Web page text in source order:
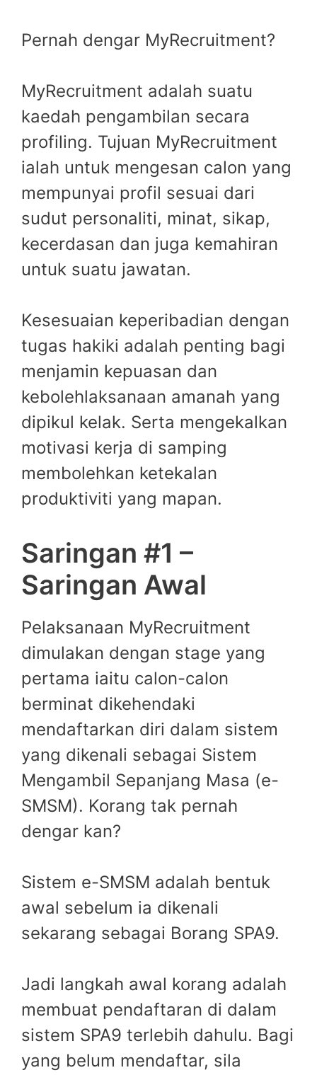
Pernah dengar MyRecruitment?
MyRecruitment adalah suatu
kaedah pengambilan secara
profiling. Tujuan MyRecruitment
ialah untuk mengesan calon yang
mempunyai profil sesuai dari
sudut personaliti, minat, sikap,
kecerdasan dan juga kemahiran
untuk suatu jawatan.
Kesesuaian keperibadian dengan
tugas hakiki adalah penting bagi
menjamin kepuasan dan
kebolehlaksanaan amanah yang
dipikul kelak. Serta mengekalkan
motivasi kerja di samping
membolehkan ketekalan
produktiviti yang mapan.
Saringan #1 –
Saringan Awal
Pelaksanaan MyRecruitment
dimulakan dengan stage yang
pertama iaitu calon-calon
berminat dikehendaki
mendaftarkan diri dalam sistem
yang dikenali sebagai Sistem
Mengambil Sepanjang Masa (e-
SMSM). Korang tak pernah
dengar kan?
Sistem e-SMSM adalah bentuk
awal sebelum ia dikenali
sekarang sebagai Borang SPA9.
Jadi langkah awal korang adalah
membuat pendaftaran di dalam
sistem SPA9 terlebih dahulu. Bagi
yang belum mendaftar, sila